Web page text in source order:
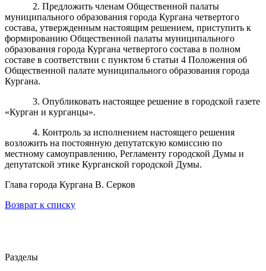
2. Предложить членам Общественной палаты
муниципального образования города Кургана четвертого
состава, утвержденным настоящим решением, приступить к
формированию Общественной палаты муниципального
образования города Кургана четвертого состава в полном
составе в соответствии с пунктом 6 статьи 4 Положения об
Общественной палате муниципального образования города
Кургана.
3. Опубликовать настоящее решение в городской газете
«Курган и курганцы».
4. Контроль за исполнением настоящего решения
возложить на постоянную депутатскую комиссию по
местному самоуправлению, Регламенту городской Думы и
депутатской этике Курганской городской Думы.
Глава города Кургана В. Серков
Возврат к списку
Разделы